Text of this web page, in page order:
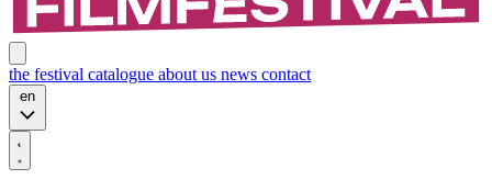
the festival catalogue about us news contact
en